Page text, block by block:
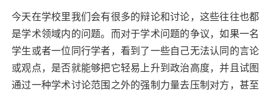
今天在学校里我们会有很多的辩论和讨论，这些往往也都
是学术领域内的问题。而对于学术问题的争议，如果一名
学生或者一位同行学者，看到了一些自己无法认同的言论
或观点，是否就能够把它轻易上升到政治高度，并且试图
通过一种学术讨论范围之外的强制力量去压制对方，甚至